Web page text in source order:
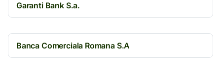
Garanti Bank S.a.
Banca Comerciala Romana S.A